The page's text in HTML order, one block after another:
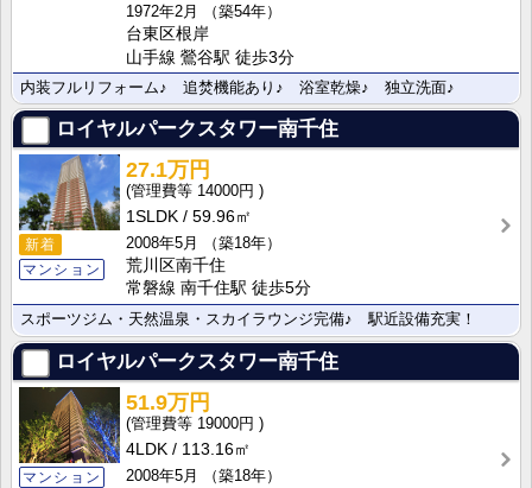
1972年2月
（築54年）
台東区根岸
山手線 鶯谷駅 徒歩3分
内装フルリフォーム♪ 追焚機能あり♪ 浴室乾燥♪ 独立洗面♪
ロイヤルパークスタワー南千住
新着
マンション
27.1万円
14000円
1SLDK
59.96㎡
2008年5月
（築18年）
荒川区南千住
常磐線 南千住駅 徒歩5分
スポーツジム・天然温泉・スカイラウンジ完備♪ 駅近設備充実！
ロイヤルパークスタワー南千住
マンション
51.9万円
19000円
4LDK
113.16㎡
2008年5月
（築18年）